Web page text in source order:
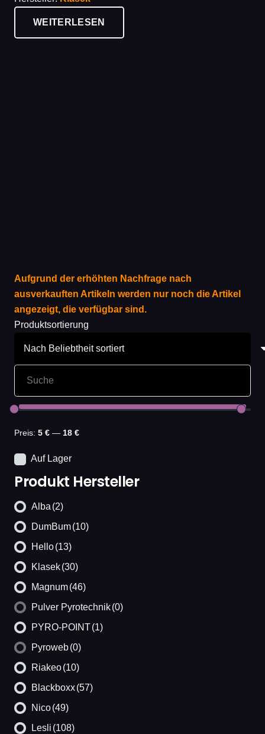
10,00 €8,95 €.
WEITERLESEN
Aufgrund der erhöhten Nachfrage nach
ausverkauften Artikeln werden nur noch die Artikel
angezeigt, die verfügbar sind.
Produktsortierung
Preis: 5 € — 18 €
Auf Lager
Produkt Hersteller
Alba (2)
DumBum(10)
Hello(13)
Klasek(30)
Magnum(46)
Pulver Pyrotechnik(0)
PYRO-POINT(1)
Pyroweb(0)
Riakeo(10)
Blackboxx(57)
Nico(49)
Lesli (108)